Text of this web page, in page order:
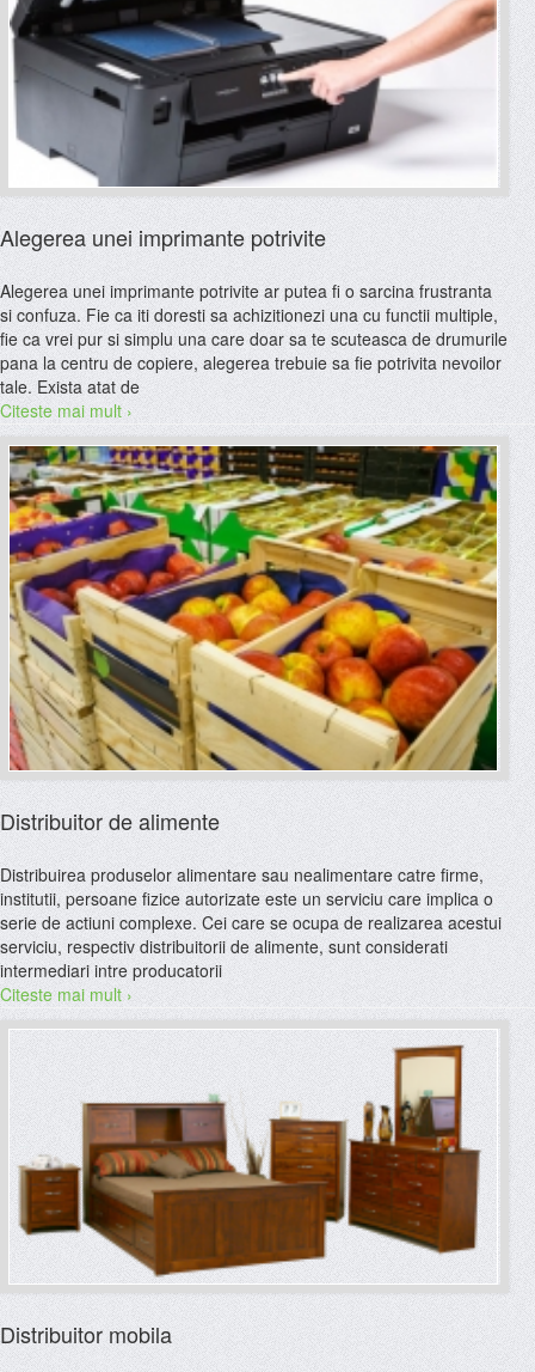
Alegerea unei imprimante potrivite
Alegerea unei imprimante potrivite ar putea fi o sarcina frustranta
si confuza. Fie ca iti doresti sa achizitionezi una cu functii multiple,
fie ca vrei pur si simplu una care doar sa te scuteasca de drumurile
pana la centru de copiere, alegerea trebuie sa fie potrivita nevoilor
tale. Exista atat de
Citeste mai mult ›
Distribuitor de alimente
Distribuirea produselor alimentare sau nealimentare catre firme,
institutii, persoane fizice autorizate este un serviciu care implica o
serie de actiuni complexe. Cei care se ocupa de realizarea acestui
serviciu, respectiv distribuitorii de alimente, sunt considerati
intermediari intre producatorii
Citeste mai mult ›
Distribuitor mobila